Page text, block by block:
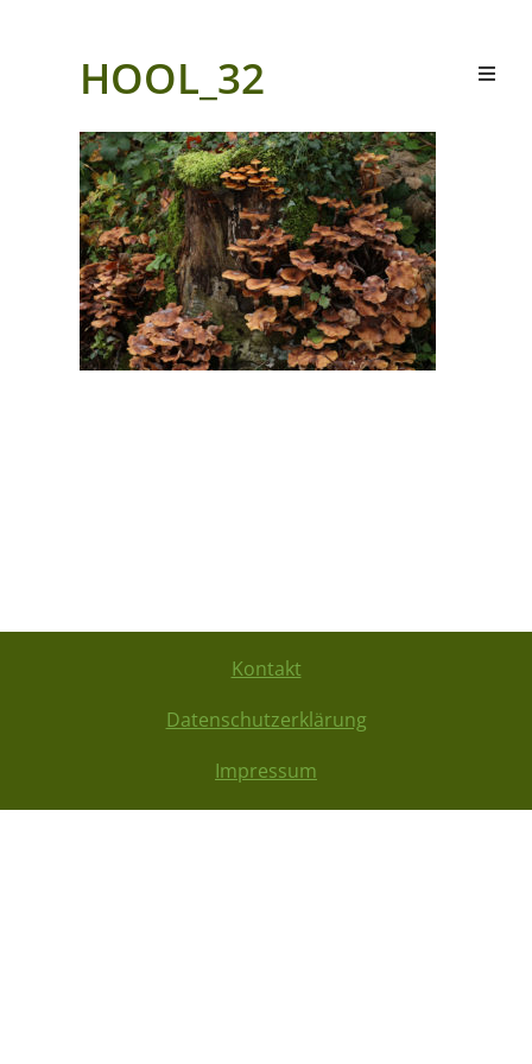
HOOL_32
Kontakt
Datenschutzerklärung
Impressum